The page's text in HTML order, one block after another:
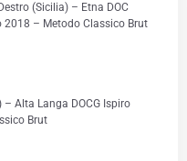
(Sicilia) – Etna DOC
2018 – Metodo Classico Brut
– Alta Langa DOCG Ispiro
Brut